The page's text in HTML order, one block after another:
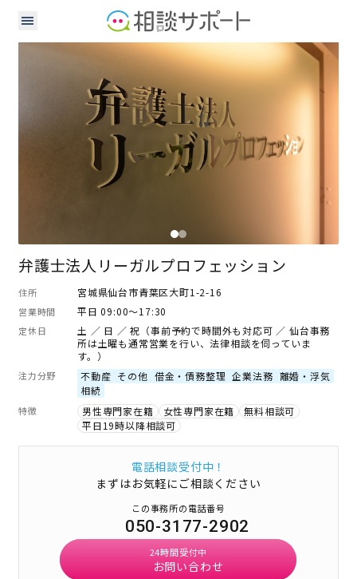
司法書士
弁護士法人リーガルプロフェッション
住所 宮城県仙台市青葉区大町1-2-16
営業時間 平日 09:00～17:30
定休日
土 ／ 日 ／ 祝（事前予約で時間外も対応可 ／ 仙台事務
所は土曜も通常営業を行い、法律相談を伺っていま
す。）
注力分野 不動産 その他 借金・債務整理 企業法務 離婚・浮気
相続
特徴 男性専門家在籍 女性専門家在籍
無料相談可
平日19時以降相談可
電話相談受付中！
まずはお気軽にご相談ください
この事務所の電話番号
050-3177-2902
24時間受付中
お問い合わせ